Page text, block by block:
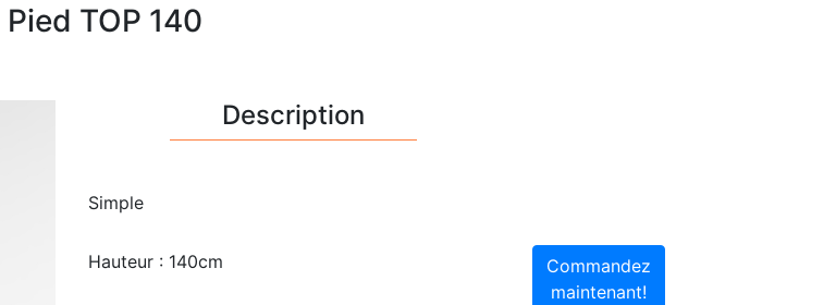
Pied TOP 140
Description
Simple
Hauteur : 140cm
Commandez
maintenant!